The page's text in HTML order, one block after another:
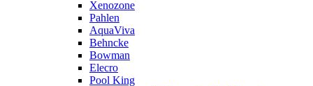
Xenozone
Pahlen
AquaViva
Behncke
Bowman
Elecro
Pool King